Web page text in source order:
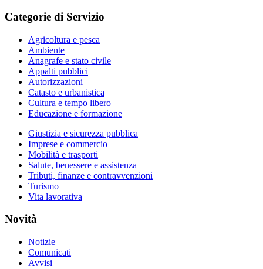
Categorie di Servizio
Agricoltura e pesca
Ambiente
Anagrafe e stato civile
Appalti pubblici
Autorizzazioni
Catasto e urbanistica
Cultura e tempo libero
Educazione e formazione
Giustizia e sicurezza pubblica
Imprese e commercio
Mobilità e trasporti
Salute, benessere e assistenza
Tributi, finanze e contravvenzioni
Turismo
Vita lavorativa
Novità
Notizie
Comunicati
Avvisi